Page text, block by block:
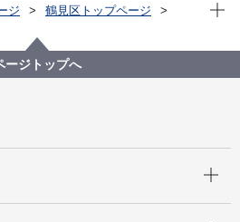
ジ
鶴見区トップページ
ント
現在
ージトップへ